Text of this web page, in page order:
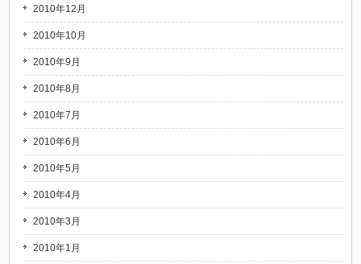
2010年12月
2010年10月
2010年9月
2010年8月
2010年7月
2010年6月
2010年5月
2010年4月
2010年3月
2010年1月